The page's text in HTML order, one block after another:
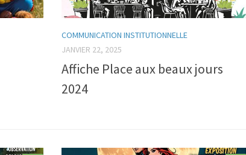
COMMUNICATION INSTITUTIONNELLE
JANVIER 22, 2025
Affiche Place aux beaux jours
2024